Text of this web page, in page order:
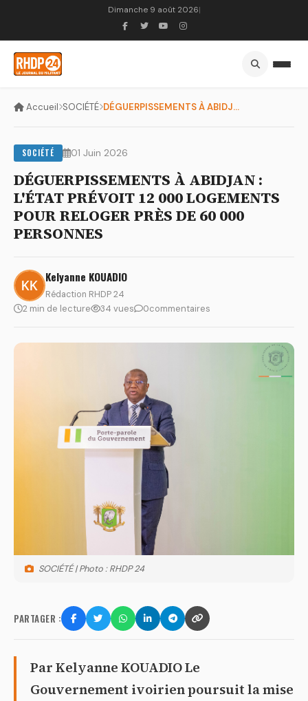
Dimanche 9 août 2026|
Accueil SOCIÉTÉ DÉGUERPISSEMENTS À ABIDJAN : L'ÉTAT PRÉVOIT 12 000 LOGEMENTS...
SOCIÉTÉ 01 Juin 2026
DÉGUERPISSEMENTS À ABIDJAN :
L'ÉTAT PRÉVOIT 12 000 LOGEMENTS
POUR RELOGER PRÈS DE 60 000
PERSONNES
Kelyanne KOUADIO
Rédaction RHDP 24
2 min de lecture 34 vues 0commentaires
SOCIÉTÉ | Photo : RHDP 24
PARTAGER :
Par Kelyanne KOUADIO Le
Gouvernement ivoirien poursuit la mise